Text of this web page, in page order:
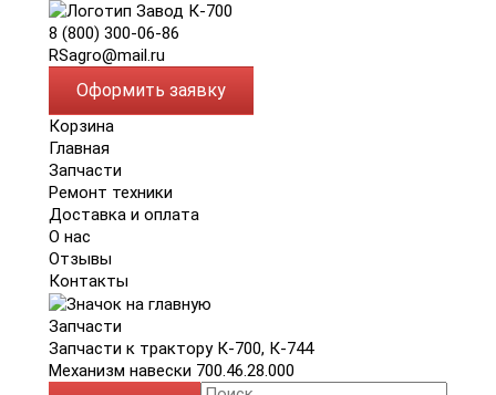
8 (800) 300-06-86
RSagro@mail.ru
Оформить заявку
Корзина
Главная
Запчасти
Ремонт техники
Доставка и оплата
О нас
Отзывы
Контакты
Запчасти
Запчасти к трактору К-700, К-744
Механизм навески 700.46.28.000